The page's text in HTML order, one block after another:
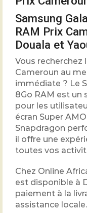
Samsung
RAM Prix
Douala et
Vous recherchez
Cameroun au
immédiate ? Le
8Go RAM est
pour les
écran Super
Snapdragon
il offre une
toutes vos
Chez Online
est disponible à
paiement à la
assistance locale.